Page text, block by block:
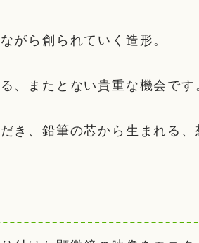
がら創られていく造形。
、またとない貴重な機会です
き、鉛筆の芯から生まれる